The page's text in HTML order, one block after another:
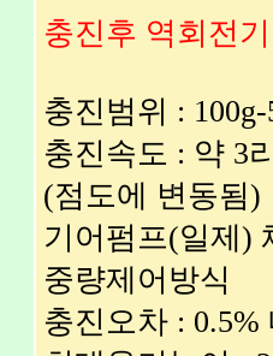
충진후 역회전
충진범위 : 100g-
충진속도 : 약 3
(점도에 변동됨)
기어펌프(일제)
중량제어방식
충진오차 : 0.5%